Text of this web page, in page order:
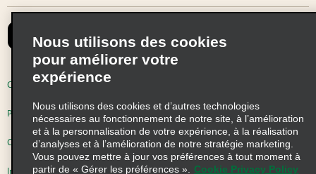
Nous contacter
Recevoir des offres par email
Conditions d’utilisation
Politique d’utilisation des cookies
Choix de confidentialité
Information précontractuelle
Nous utilisons des cookies
pour améliorer votre
expérience
Nous utilisons des cookies et d’autres technologies
nécessaires au fonctionnement de notre site, à l’amélioration
et à la personnalisation de votre expérience, à la réalisation
d’analyses et à l’amélioration de notre stratégie marketing.
Vous pouvez mettre à jour vos préférences à tout moment à
partir de « Gérer les préférences ».
Cookie Privacy Policy